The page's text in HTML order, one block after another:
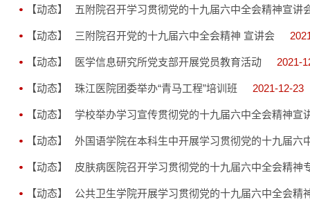
【动态】 五附院召开学习贯彻党的十九届六中全会精神宣讲
【动态】 三附院召开党的十九届六中全会精神 宣讲会
【动态】 医学信息研究所党支部开展党员教育活动 2021-
【动态】 珠江医院团委举办“青马工程”培训班 2021-12-23
【动态】 学校举办学习宣传贯彻党的十九届六中全会精神宣
【动态】 外国语学院在本科生中开展学习贯彻党的十九届六
【动态】 皮肤病医院召开学习贯彻党的十九届六中全会精神
【动态】 公共卫生学院开展学习贯彻党的十九届六中全会精